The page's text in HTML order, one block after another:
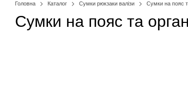
Головна Каталог Сумки рюкзаки валізи Сумки на пояс
Сумки на пояс та